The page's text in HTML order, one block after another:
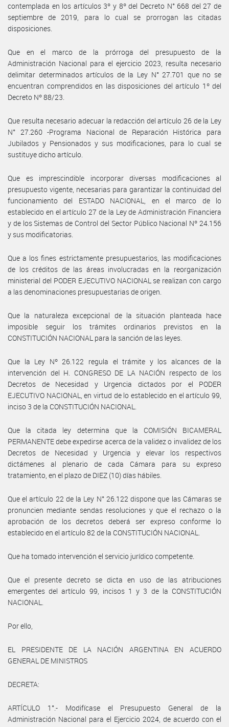
contemplada en los artículos 3º y 8º del Decreto N° 668 del 27 de
septiembre de 2019, para lo cual se prorrogan las citadas
disposiciones.
Que en el marco de la prórroga del presupuesto de la
Administración Nacional para el ejercicio 2023, resulta necesario
delimitar determinados artículos de la Ley N° 27.701 que no se
encuentran comprendidos en las disposiciones del artículo 1º del
Decreto Nº 88/23.
Que resulta necesario adecuar la redacción del artículo 26 de la Ley
N° 27.260 -Programa Nacional de Reparación Histórica para
Jubilados y Pensionados y sus modificaciones, para lo cual se
sustituye dicho artículo.
Que es imprescindible incorporar diversas modificaciones al
presupuesto vigente, necesarias para garantizar la continuidad del
funcionamiento del ESTADO NACIONAL, en el marco de lo
establecido en el artículo 27 de la Ley de Administración Financiera
y de los Sistemas de Control del Sector Público Nacional Nº 24.156
y sus modificatorias.
Que a los fines estrictamente presupuestarios, las modificaciones
de los créditos de las áreas involucradas en la reorganización
ministerial del PODER EJECUTIVO NACIONAL se realizan con cargo
a las denominaciones presupuestarias de origen.
Que la naturaleza excepcional de la situación planteada hace
imposible seguir los trámites ordinarios previstos en la
CONSTITUCIÓN NACIONAL para la sanción de las leyes.
Que la Ley Nº 26.122 regula el trámite y los alcances de la
intervención del H. CONGRESO DE LA NACIÓN respecto de los
Decretos de Necesidad y Urgencia dictados por el PODER
EJECUTIVO NACIONAL, en virtud de lo establecido en el artículo 99,
inciso 3 de la CONSTITUCIÓN NACIONAL.
Que la citada ley determina que la COMISIÓN BICAMERAL
PERMANENTE debe expedirse acerca de la validez o invalidez de los
Decretos de Necesidad y Urgencia y elevar los respectivos
dictámenes al plenario de cada Cámara para su expreso
tratamiento, en el plazo de DIEZ (10) días hábiles.
Que el artículo 22 de la Ley N° 26.122 dispone que las Cámaras se
pronuncien mediante sendas resoluciones y que el rechazo o la
aprobación de los decretos deberá ser expreso conforme lo
establecido en el artículo 82 de la CONSTITUCIÓN NACIONAL.
Que ha tomado intervención el servicio jurídico competente.
Que el presente decreto se dicta en uso de las atribuciones
emergentes del artículo 99, incisos 1 y 3 de la CONSTITUCIÓN
NACIONAL.
Por ello,
EL PRESIDENTE DE LA NACIÓN ARGENTINA EN ACUERDO
GENERAL DE MINISTROS
DECRETA:
ARTÍCULO 1°.- Modifícase el Presupuesto General de la
Administración Nacional para el Ejercicio 2024, de acuerdo con el